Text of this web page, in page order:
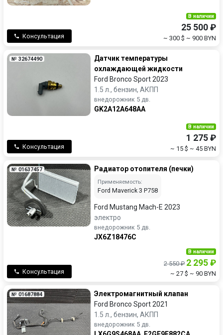
Консультация
В наличии
25 500 ₽
~ 300 $ ~ 900 BYN
№ 32674490
Датчик температуры
охлаждающей жидкости
Ford Bronco Sport 2023
1.5 л., бензин, АКПП
внедорожник 5 дв.
GK2A12A648AA
Консультация
В наличии
1 275 ₽
~ 15 $ ~ 45 BYN
№ 01637457 Радиатор отопителя (печки)
Применяемость:
Ford Maverick 3 P758
Ford Mustang Mach-E 2023
электро
внедорожник 5 дв.
JX6Z18476C
Консультация
В наличии
2 550 ₽ 2 295 ₽
~ 27 $ ~ 90 BYN
№ 01687884
Электромагнитный клапан
Ford Bronco Sport 2021
1.5 л., бензин, АКПП
внедорожник 5 дв.